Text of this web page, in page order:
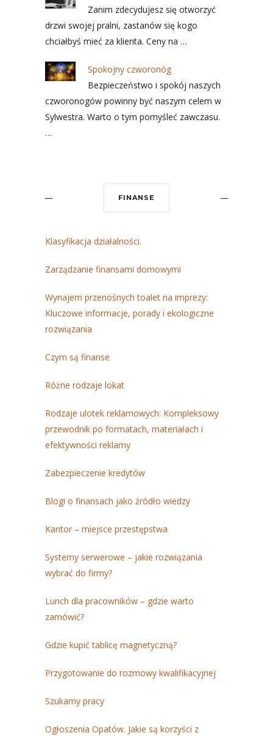
Zanim zdecydujesz się otworzyć
drzwi swojej pralni, zastanów się kogo
chciałbyś mieć za klienta. Ceny na …
Spokojny czworonóg
Bezpieczeństwo i spokój naszych
czworonogów powinny być naszym celem w
Sylwestra. Warto o tym pomyśleć zawczasu.
…
FINANSE
Klasyfikacja działalności.
Zarządzanie finansami domowymi
Wynajem przenośnych toalet na imprezy:
Kluczowe informacje, porady i ekologiczne
rozwiązania
Czym są finanse
Różne rodzaje lokat
Rodzaje ulotek reklamowych: Kompleksowy
przewodnik po formatach, materiałach i
efektywności reklamy
Zabezpieczenie kredytów
Blogi o finansach jako źródło wiedzy
Kantor – miejsce przestępstwa
Systemy serwerowe – jakie rozwiązania
wybrać do firmy?
Lunch dla pracowników – gdzie warto
zamówić?
Gdzie kupić tablicę magnetyczną?
Przygotowanie do rozmowy kwalifikacyjnej
Szukamy pracy
Ogłoszenia Opatów. Jakie są korzyści z